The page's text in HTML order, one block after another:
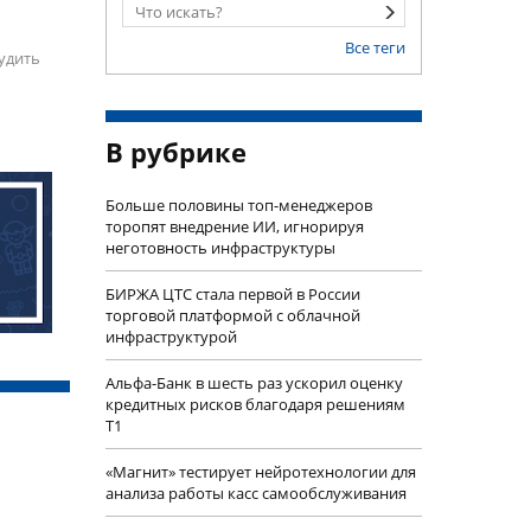
Все теги
В рубрике
Больше половины топ-менеджеров
торопят внедрение ИИ, игнорируя
неготовность инфраструктуры
БИРЖА ЦТС стала первой в России
торговой платформой с облачной
инфраструктурой
Альфа-Банк в шесть раз ускорил оценку
кредитных рисков благодаря решениям
Т1
«Магнит» тестирует нейротехнологии для
анализа работы касс самообслуживания